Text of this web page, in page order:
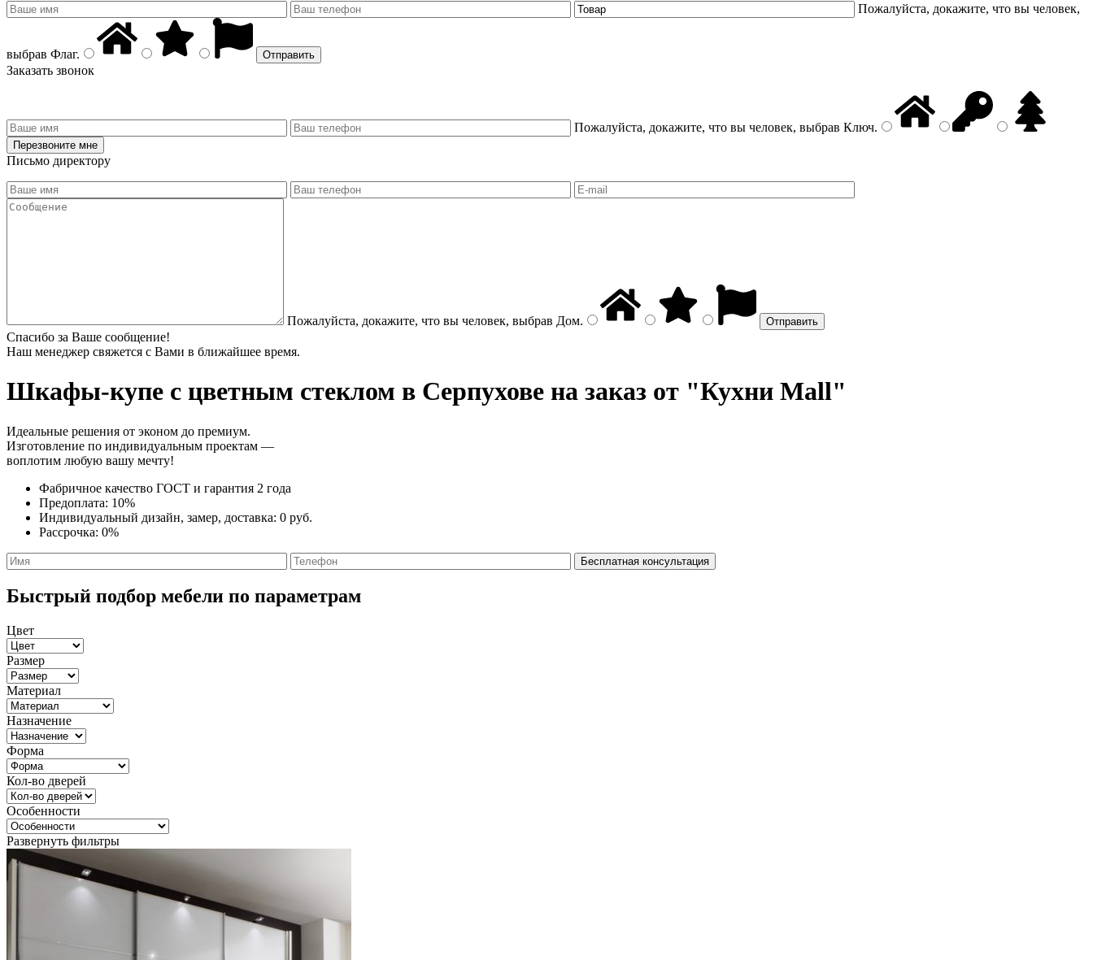
Пожалуйста, докажите, что вы человек,
выбрав Флаг.
Заказать звонок
Пожалуйста, докажите, что вы человек, выбрав Ключ.
Письмо директору
Пожалуйста, докажите, что вы человек, выбрав Дом.
Спасибо за Ваше сообщение!
Наш менеджер свяжется с Вами в ближайшее время.
Шкафы-купе с цветным стеклом в Серпухове на заказ от "Кухни Mall"
Идеальные решения от эконом до премиум.
Изготовление по индивидуальным проектам —
воплотим любую вашу мечту!
Фабричное качество ГОСТ и гарантия 2 года
Предоплата: 10%
Индивидуальный дизайн, замер, доставка: 0 руб.
Рассрочка: 0%
Быстрый подбор мебели по параметрам
Цвет
Размер
Материал
Назначение
Форма
Кол-во дверей
Особенности
Развернуть фильтры